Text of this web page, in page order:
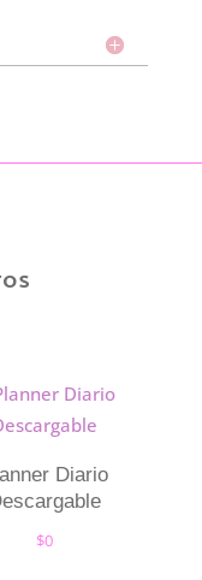
Diario
$0